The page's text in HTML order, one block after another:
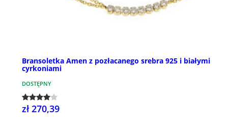
Bransoletka Amen z pozłacanego srebra 925 i białymi
cyrkoniami
DOSTĘPNY
zł 270,39